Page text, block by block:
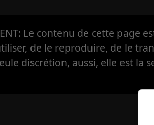
Le contenu de cette page
de le reproduire, de le
discrétion, aussi, elle est la